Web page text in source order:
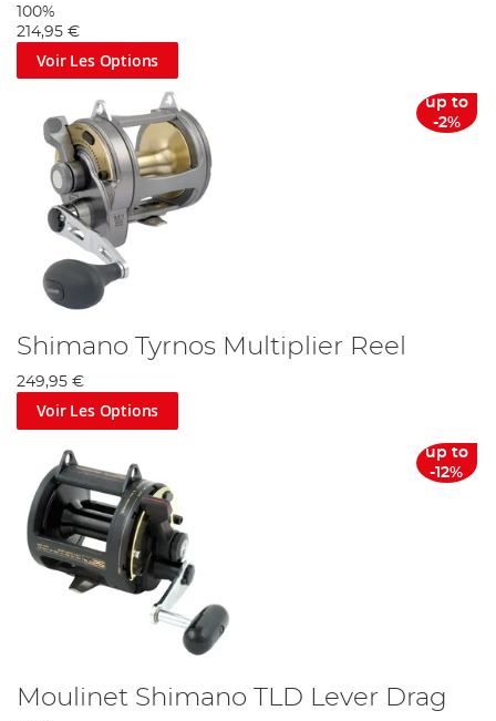
100%
214,95 €
Voir Les Options
up to
-2%
Shimano Tyrnos Multiplier Reel
249,95 €
Voir Les Options
up to
-12%
Moulinet Shimano TLD Lever Drag